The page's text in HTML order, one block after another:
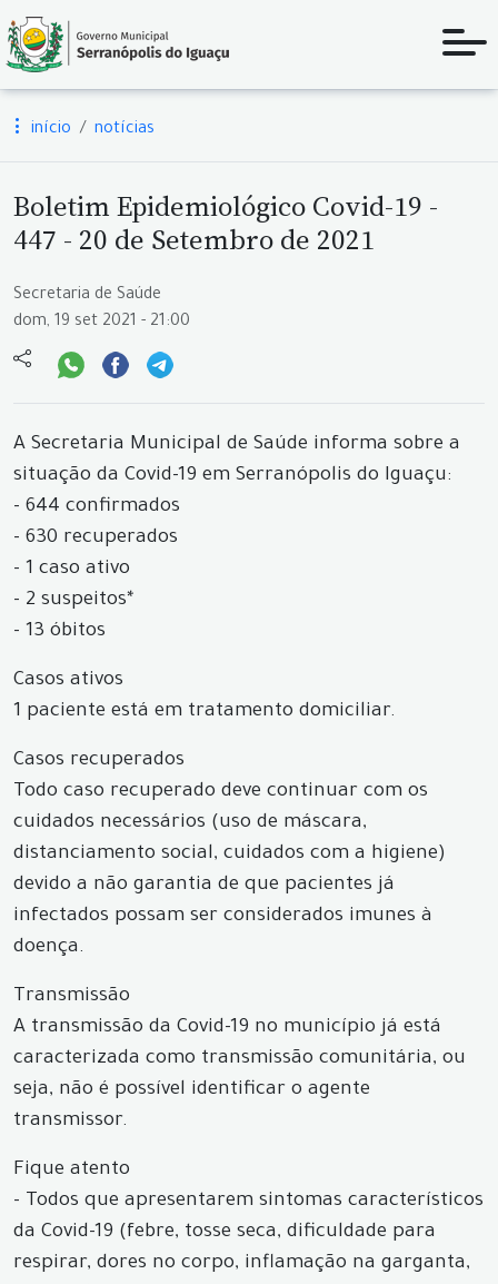
início notícias
Boletim Epidemiológico Covid-19 -
447 - 20 de Setembro de 2021
Secretaria de Saúde
dom, 19 set 2021 - 21:00
A Secretaria Municipal de Saúde informa sobre a
situação da Covid-19 em Serranópolis do Iguaçu:
- 644 confirmados
- 630 recuperados
- 1 caso ativo
- 2 suspeitos*
- 13 óbitos
Casos ativos
1 paciente está em tratamento domiciliar.
Casos recuperados
Todo caso recuperado deve continuar com os
cuidados necessários (uso de máscara,
distanciamento social, cuidados com a higiene)
devido a não garantia de que pacientes já
infectados possam ser considerados imunes à
doença.
Transmissão
A transmissão da Covid-19 no município já está
caracterizada como transmissão comunitária, ou
seja, não é possível identificar o agente
transmissor.
Fique atento
- Todos que apresentarem sintomas característicos
da Covid-19 (febre, tosse seca, dificuldade para
respirar, dores no corpo, inflamação na garganta,